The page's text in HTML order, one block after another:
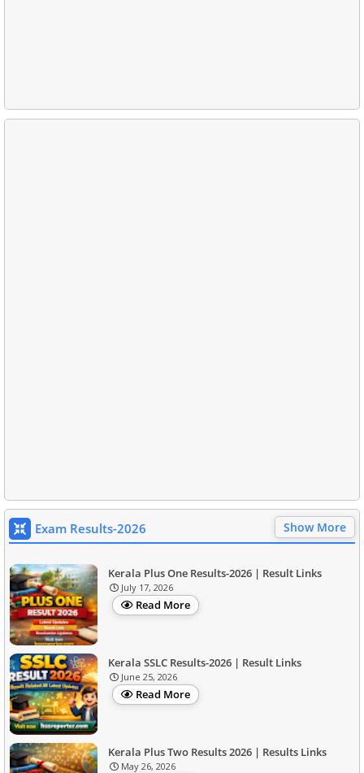
Exam Results-2026 Show More
Kerala Plus One Results-2026 | Result Links
July 17, 2026
Read More
Kerala SSLC Results-2026 | Result Links
June 25, 2026
Read More
Kerala Plus Two Results 2026 | Results Links
May 26, 2026